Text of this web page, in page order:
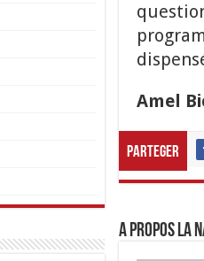
Amel
Parteger
A propos LA